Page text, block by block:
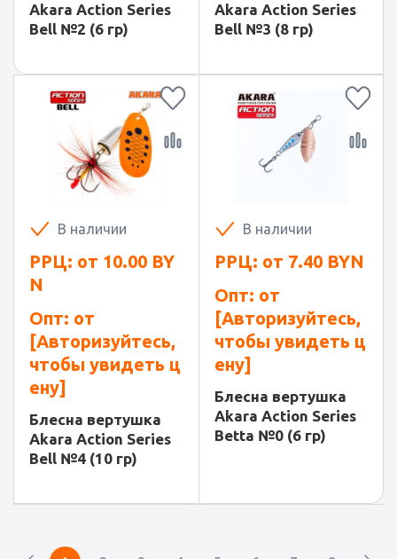
Akara Action Series
Bell №2 (6 гр)
Akara Action Series
Bell №3 (8 гр)
В наличии
РРЦ: от 10.00 BY
N
Опт: от
[Авторизуйтесь,
чтобы увидеть ц
ену]
Блесна вертушка
Akara Action Series
Bell №4 (10 гр)
В наличии
РРЦ: от 7.40 BYN
Опт: от
[Авторизуйтесь,
чтобы увидеть ц
ену]
Блесна вертушка
Akara Action Series
Betta №0 (6 гр)